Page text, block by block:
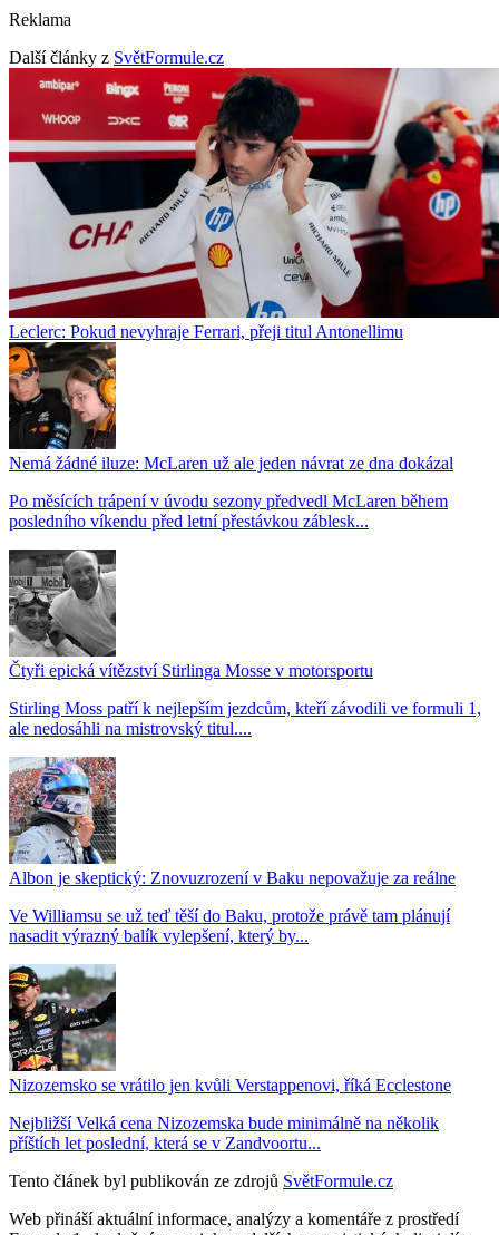
Reklama
Další články z SvětFormule.cz
Leclerc: Pokud nevyhraje Ferrari, přeji titul Antonellimu
Nemá žádné iluze: McLaren už ale jeden návrat ze dna dokázal
Po měsících trápení v úvodu sezony předvedl McLaren během
posledního víkendu před letní přestávkou záblesk...
Čtyři epická vítězství Stirlinga Mosse v motorsportu
Stirling Moss patří k nejlepším jezdcům, kteří závodili ve formuli 1,
ale nedosáhli na mistrovský titul....
Albon je skeptický: Znovuzrození v Baku nepovažuje za reálne
Ve Williamsu se už teď těší do Baku, protože právě tam plánují
nasadit výrazný balík vylepšení, který by...
Nizozemsko se vrátilo jen kvůli Verstappenovi, říká Ecclestone
Nejbližší Velká cena Nizozemska bude minimálně na několik
příštích let poslední, která se v Zandvoortu...
Tento článek byl publikován ze zdrojů SvětFormule.cz
Web přináší aktuální informace, analýzy a komentáře z prostředí